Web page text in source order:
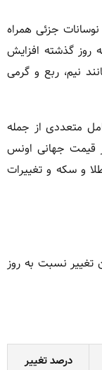
پایانی مهر ۱۴۰۴ با نوسانات جزئی همراه
گذشته افزایش
نیم، ربع و گرمی
متعددی از جمله
قیمت جهانی اونس
و سکه و تغییرات
نسبت به روز
درصد تغییر